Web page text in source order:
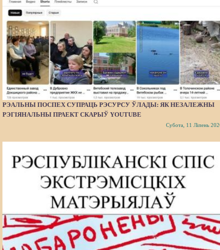
РЭАЛЬНЫ ПОСПЕХ СУПРАЦЬ РЭСУРСУ ЎЛАДЫ: ЯК НЕЗАЛЕЖНЫ
РЭГІЯНАЛЬНЫ ПРАЕКТ СКАРЫЎ YOUTUBE
Субота, 11 Ліпень